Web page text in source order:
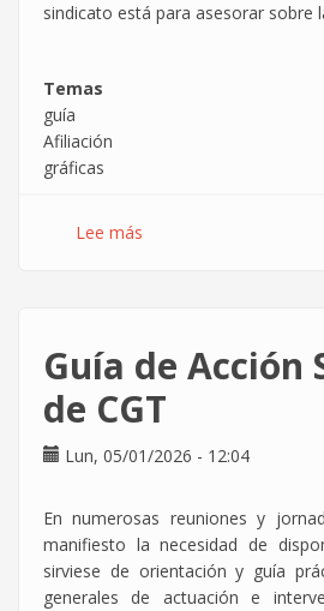
sindicato está para asesorar sobre
Temas
guía
Afiliación
gráficas
Lee más
DE
ARTES
GRÁFICAS
MADRID
Guía de Acción
de CGT
Lun, 05/01/2026 - 12:04
En numerosas reuniones y
manifiesto la necesidad de
sirviese de orientación y guía
generales de actuación e